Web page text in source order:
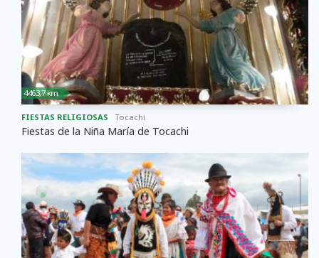
4463,7 km
FIESTAS RELIGIOSAS Tocachi
Fiestas de la Niña María de Tocachi